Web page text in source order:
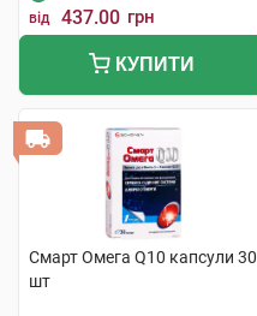
від 437.00 грн
КУПИТИ
Смарт Омега Q10 капсули 30
шт